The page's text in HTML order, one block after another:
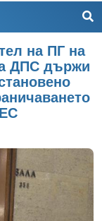
на ПГ на
ДПС държи